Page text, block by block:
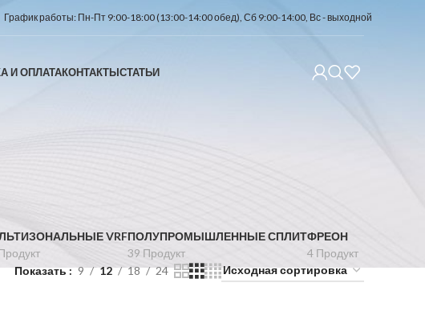
График работы: Пн-Пт 9:00-18:00 (13:00-14:00 обед), Сб 9:00-14:00, Вс - выходной
И ОПЛАТАКОНТАКТЫСТАТЬИ
VRFПОЛУПРОМЫШЛЕННЫЕ СПЛИТ
39 Продукт
ФРЕОН
4 Продукт
Показать 9 12 18 24